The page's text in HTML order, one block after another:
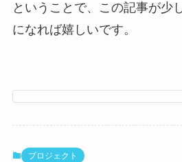
ということで、この記事が少
になれば嬉しいです。
プロジェクト